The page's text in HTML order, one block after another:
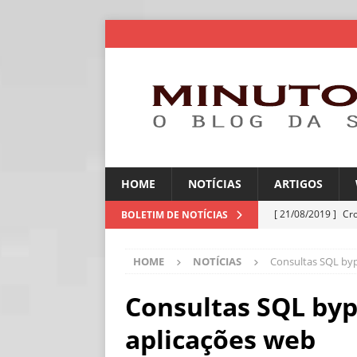
HOME NOTÍCIAS ARTIGOS
BOLETIM DE NOTÍCIAS [ 21/08/2019 ]
[ 30/07/2026 ]
[ 30/07/2026 ]
ARTIGOS
[ 30/07/2026 ]
HOME NOTÍCIAS Consultas SQL
Consultas SQL
aplicações web